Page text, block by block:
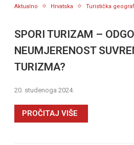
Aktualno Hrvatska Turistička
SPORI TURIZAM –
NEUMJERENOST
TURIZMA?
20. studenoga 2024.
PROČITAJ VIŠE